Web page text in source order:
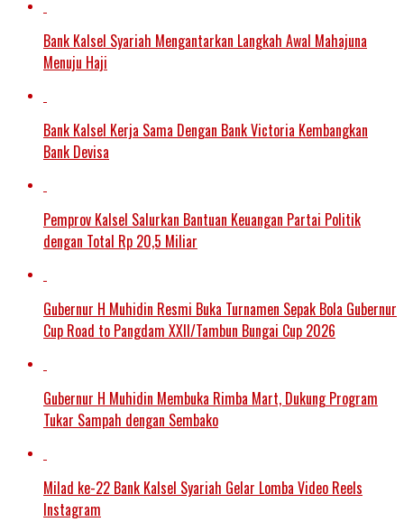
Bank Kalsel Syariah Mengantarkan Langkah Awal Mahajuna
Menuju Haji
Bank Kalsel Kerja Sama Dengan Bank Victoria Kembangkan
Bank Devisa
Pemprov Kalsel Salurkan Bantuan Keuangan Partai Politik
dengan Total Rp 20,5 Miliar
Gubernur H Muhidin Resmi Buka Turnamen Sepak Bola Gubernur
Cup Road to Pangdam XXII/Tambun Bungai Cup 2026
Gubernur H Muhidin Membuka Rimba Mart, Dukung Program
Tukar Sampah dengan Sembako
Milad ke-22 Bank Kalsel Syariah Gelar Lomba Video Reels
Instagram